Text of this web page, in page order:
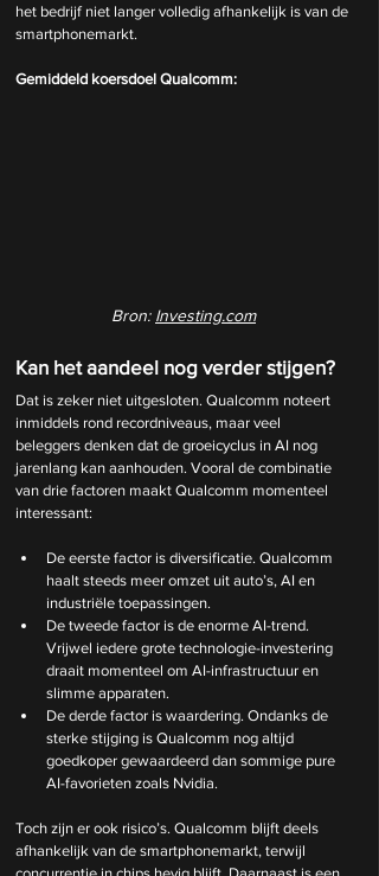
het bedrijf niet langer volledig afhankelijk is van de
smartphonemarkt.
Gemiddeld koersdoel Qualcomm:
Bron: Investing.com
Kan het aandeel nog verder stijgen?
Dat is zeker niet uitgesloten. Qualcomm noteert
inmiddels rond recordniveaus, maar veel
beleggers denken dat de groeicyclus in AI nog
jarenlang kan aanhouden. Vooral de combinatie
van drie factoren maakt Qualcomm momenteel
interessant:
De eerste factor is diversificatie. Qualcomm
haalt steeds meer omzet uit auto’s, AI en
industriële toepassingen.
De tweede factor is de enorme AI-trend.
Vrijwel iedere grote technologie-investering
draait momenteel om AI-infrastructuur en
slimme apparaten.
De derde factor is waardering. Ondanks de
sterke stijging is Qualcomm nog altijd
goedkoper gewaardeerd dan sommige pure
AI-favorieten zoals Nvidia.
Toch zijn er ook risico’s. Qualcomm blijft deels
afhankelijk van de smartphonemarkt, terwijl